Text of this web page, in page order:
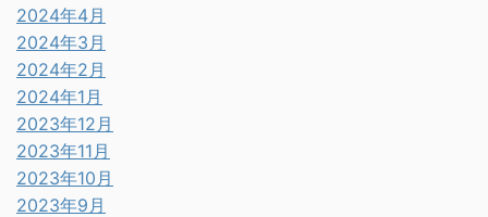
2024年4月
2024年3月
2024年2月
2024年1月
2023年12月
2023年11月
2023年10月
2023年9月